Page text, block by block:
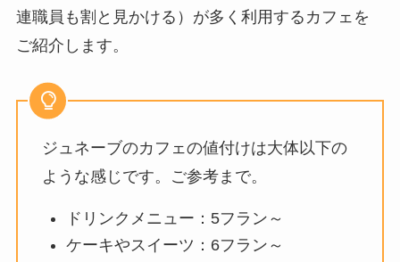
連職員も割と見かける）が多く利用するカフェを
ご紹介します。
ジュネーブのカフェの値付けは大体以下の
ような感じです。ご参考まで。
ドリンクメニュー：5フラン～
ケーキやスイーツ：6フラン～